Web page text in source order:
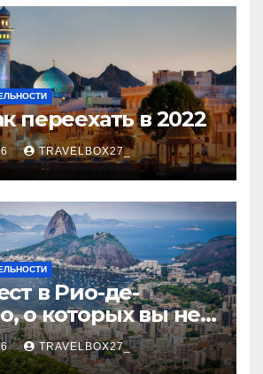
переехать в 2022
TRAVELBOX27_
в Рио-де-
о которых вы не
TRAVELBOX27_